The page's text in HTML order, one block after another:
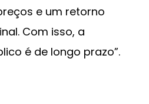
e um retorno
Com isso, a
é de longo prazo”.